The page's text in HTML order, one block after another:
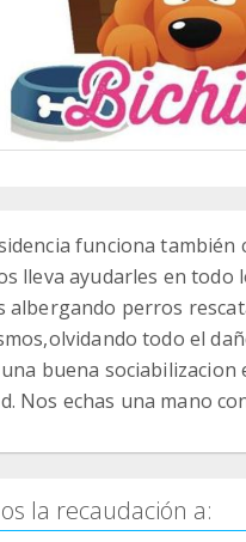
funciona también
lleva ayudarles en
albergando perros
todo el
buena
Nos echas una mano
la recaudación a: